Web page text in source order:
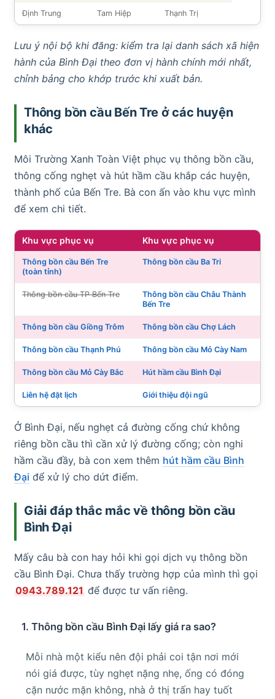
Định Trung Tam Hiệp Thạnh Trị
Lưu ý nội bộ khi đăng: kiểm tra lại danh sách xã hiện
hành của Bình Đại theo đơn vị hành chính mới nhất,
chỉnh bảng cho khớp trước khi xuất bản.
Thông bồn cầu Bến Tre ở các huyện
khác
Môi Trường Xanh Toàn Việt phục vụ thông bồn cầu,
thông cống nghẹt và hút hầm cầu khắp các huyện,
thành phố của Bến Tre. Bà con ấn vào khu vực mình
để xem chi tiết.
Khu vực phục vụ Khu vực phục vụ
Thông bồn cầu Bến Tre
(toàn tỉnh)
Thông bồn cầu Ba Tri
Thông bồn cầu TP Bến Tre
Thông bồn cầu Châu Thành
Bến Tre
Thông bồn cầu Giồng Trôm Thông bồn cầu Chợ Lách
Thông bồn cầu Thạnh Phú Thông bồn cầu Mỏ Cày Nam
Thông bồn cầu Mỏ Cày Bắc Hút hầm cầu Bình Đại
Liên hệ đặt lịch Giới thiệu đội ngũ
Ở Bình Đại, nếu nghẹt cả đường cống chứ không
riêng bồn cầu thì cần xử lý đường cống; còn nghi
hầm cầu đầy, bà con xem thêm hút hầm cầu Bình
Đại để xử lý cho dứt điểm.
Giải đáp thắc mắc về thông bồn cầu
Bình Đại
Mấy câu bà con hay hỏi khi gọi dịch vụ thông bồn
cầu Bình Đại. Chưa thấy trường hợp của mình thì gọi
0943.789.121 để được tư vấn riêng.
1. Thông bồn cầu Bình Đại lấy giá ra sao?
Mỗi nhà một kiểu nên đội phải coi tận nơi mới
nói giá được, tùy nghẹt nặng nhẹ, ống có đóng
cặn nước mặn không, nhà ở thị trấn hay tuốt